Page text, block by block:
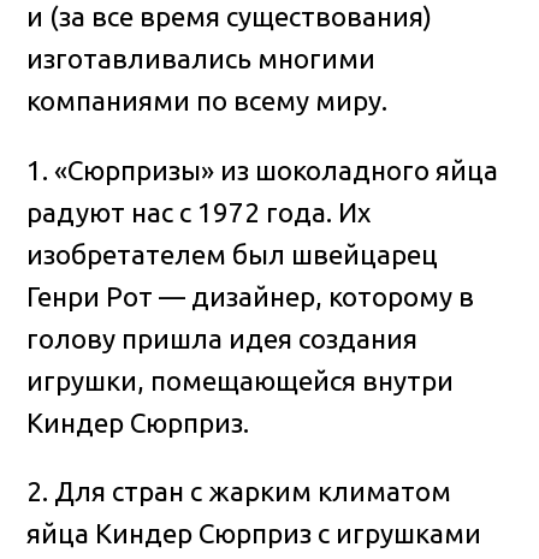
и (за все время существования)
изготавливались многими
компаниями по всему миру.
1. «Сюрпризы» из шоколадного яйца
радуют нас с 1972 года. Их
изобретателем был швейцарец
Генри Рот — дизайнер, которому в
голову пришла идея создания
игрушки, помещающейся внутри
Киндер Сюрприз.
2. Для стран с жарким климатом
яйца Киндер Сюрприз с игрушками